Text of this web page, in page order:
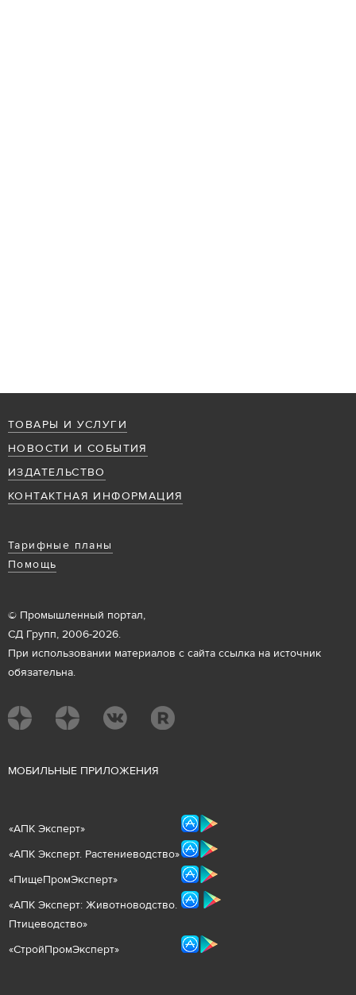
ТОВАРЫ И УСЛУГИ
НОВОСТИ И СОБЫТИЯ
ИЗДАТЕЛЬСТВО
КОНТАКТНАЯ ИНФОРМАЦИЯ
Тарифные планы
Помощь
© Промышленный портал,
СД Групп, 2006-2026.
При использовании материалов с сайта ссылка на источник
обязательна.
МОБИЛЬНЫЕ ПРИЛОЖЕНИЯ
«АПК Эксперт»
«АПК Эксперт. Растениеводство»
«ПищеПромЭксперт»
«АПК Эксперт: Животноводство.
Птицеводство»
«СтройПромЭксперт»